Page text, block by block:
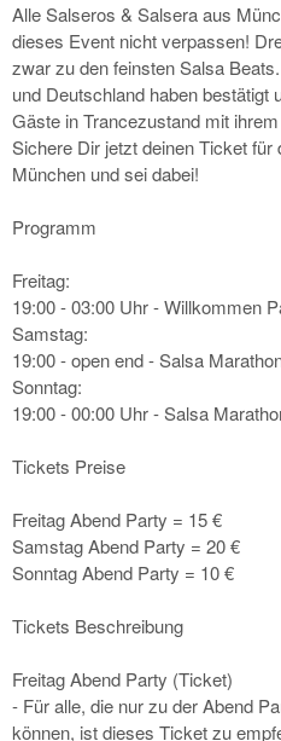
Alle Salseros & Salsera aus
dieses Event nicht verpassen!
zwar zu den feinsten Salsa
und Deutschland haben bestätigt
Gäste in Trancezustand mit
Sichere Dir jetzt deinen Ticket
München und sei dabei!
Programm
Freitag:
19:00 - 03:00 Uhr - Willkommen
Samstag:
19:00 - open end - Salsa
Sonntag:
19:00 - 00:00 Uhr - Salsa
Tickets Preise
Freitag Abend Party = 15 €
Samstag Abend Party = 20 €
Sonntag Abend Party = 10 €
Tickets Beschreibung
Freitag Abend Party (Ticket)
- Für alle, die nur zu der Abend
können, ist dieses Ticket zu